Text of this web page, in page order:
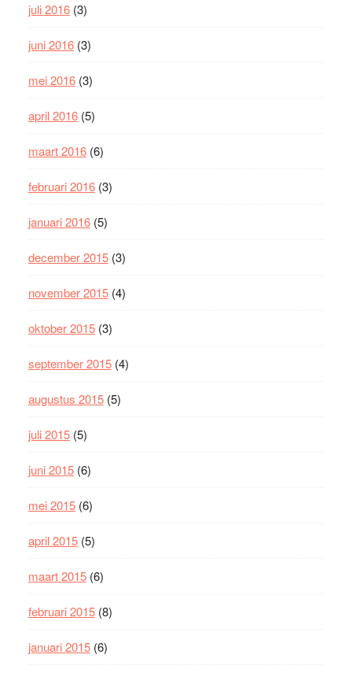
juli 2016(3)
juni 2016(3)
mei 2016(3)
april 2016(5)
maart 2016(6)
februari 2016(3)
januari 2016(5)
december 2015(3)
november 2015(4)
oktober 2015(3)
september 2015(4)
augustus 2015(5)
juli 2015(5)
juni 2015(6)
mei 2015(6)
april 2015(5)
maart 2015(6)
februari 2015(8)
januari 2015(6)